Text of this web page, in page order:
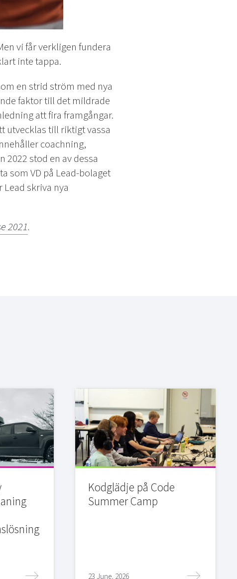
vi får verkligen fundera
inte tappa.
en strid ström med nya
faktor till det mildrade
att fira framgångar.
utvecklas till riktigt vassa
coachning,
stod en av dessa
som VD på Lead-bolaget
skriva nya
2021.
Kodglädje på Code
Summer Camp
23 June, 2026